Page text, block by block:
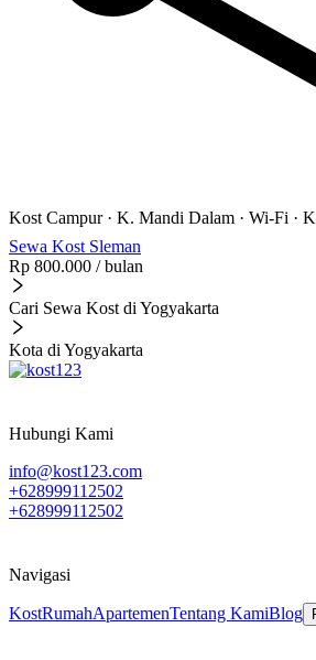
Kost Campur· K. Mandi Dalam · Wi-Fi ·
Sewa Kost Sleman
Rp 800.000 / bulan
Cari Sewa Kost di Yogyakarta
Kota di Yogyakarta
Hubungi Kami
info@kost123.com
+628999112502
+628999112502
Navigasi
KostRumahApartemenTentang KamiBlog